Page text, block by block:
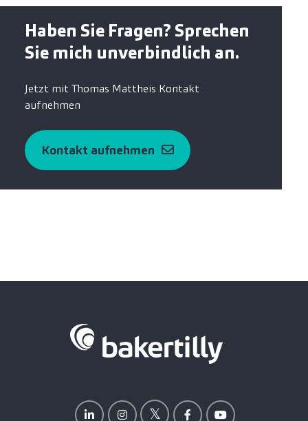
Haben Sie Fragen? Sprechen
Sie mich unverbindlich an.
Jetzt mit Thomas Mattheis Kontakt
aufnehmen
Kontakt aufnehmen